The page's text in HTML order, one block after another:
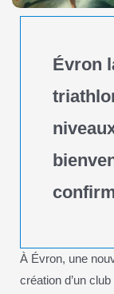
Évron
À Évron, une
création d’un